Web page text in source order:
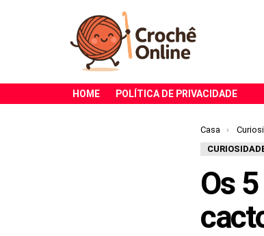
HOME POLÍTICA DE PRIVACIDADE
Você está aqui:
Casa
Os